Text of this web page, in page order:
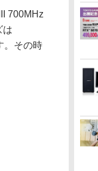
700MHz
は
。その時